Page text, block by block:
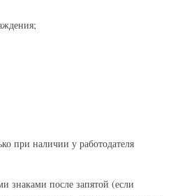
при наличии у работодателя
знаками после запятой (если